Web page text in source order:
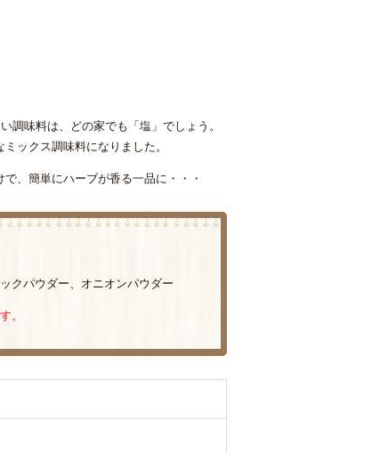
調味料は、どの家でも「塩」でしょう。
ックス調味料になりました。
、簡単にハーブが香る一品に・・・
クパウダー、オニオンパウダー
。